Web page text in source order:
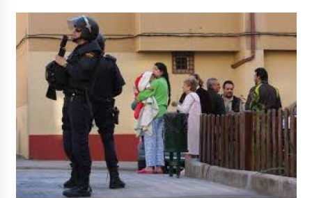
POTTO: San Pedro jaietako bertso-saioa
2026/07/09
Larunbatean Plentziako Itsas Martxa ospatuko
2026/07/07
LIBURUEN ERREPUBLIKA TXIKIA: Hiragana akats
isil batekin dator beti
2026/07/07